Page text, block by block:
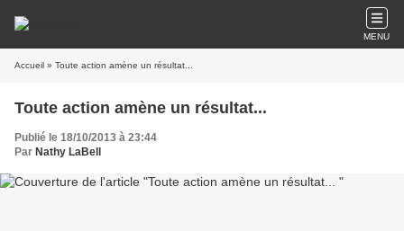
MENU
Accueil » Toute action amène un résultat...
Toute action amène un résultat...
Publié le 18/10/2013 à 23:44
Par Nathy LaBell